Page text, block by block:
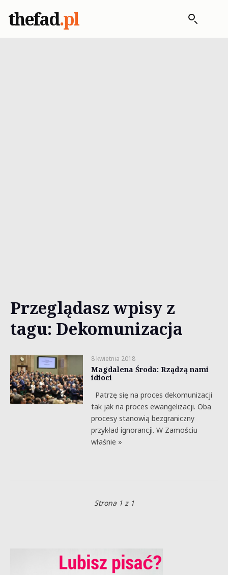
thefad.pl
Przeglądasz wpisy z
tagu: Dekomunizacja
8 kwietnia 2018
Magdalena Środa: Rządzą nami
idioci
Patrzę się na proces dekomunizacji
tak jak na proces ewangelizacji. Oba
procesy stanowią bezgraniczny
przykład ignorancji. W Zamościu
właśnie »
Strona 1 z 1